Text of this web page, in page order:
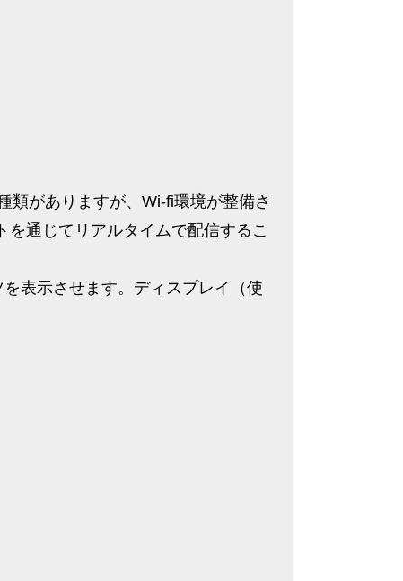
類がありますが、Wi-fi環境が整備さ
通じてリアルタイムで配信するこ
表示させます。ディスプレイ（使